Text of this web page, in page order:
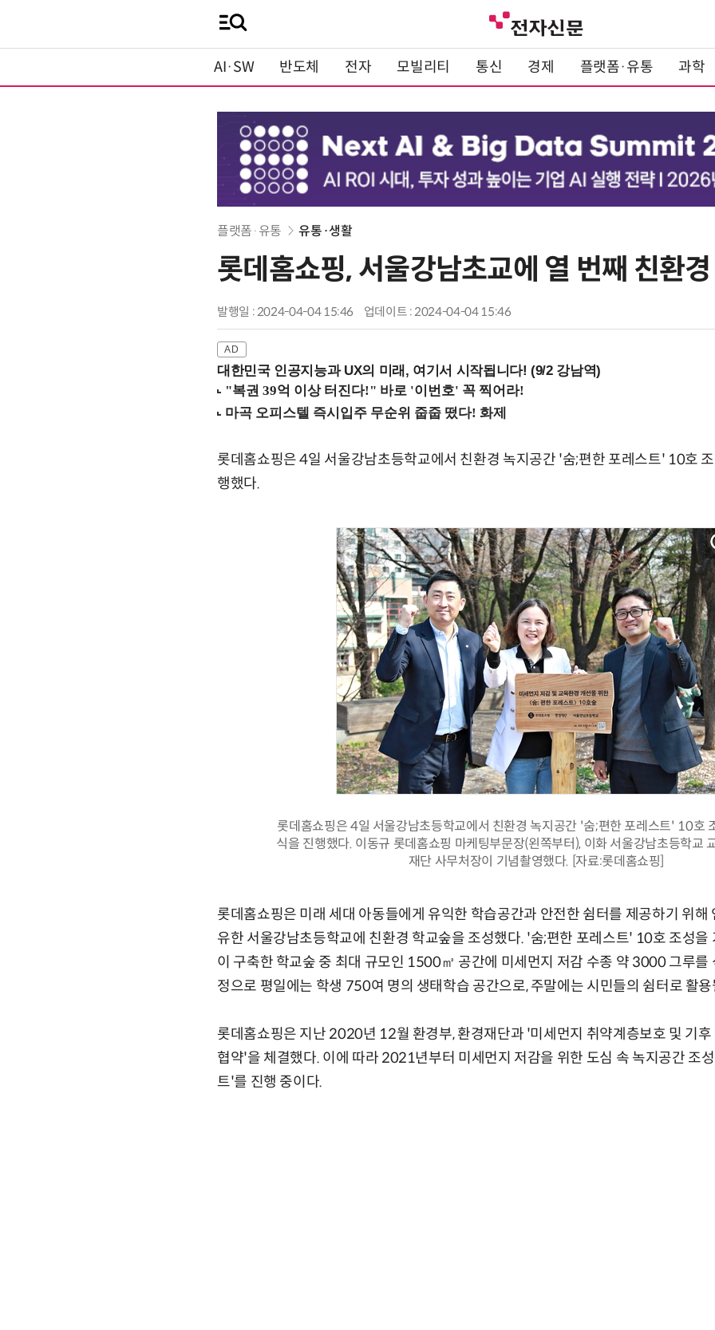
AI·SW 반도체 전자 모빌리티 통신 경제 플랫폼·유통 과학
플랫폼·유통 유통·생활
롯데홈쇼핑, 서울강남초교에 열 번째 친환
발행일 : 2024-04-04 15:46 업데이트 : 2024-04-04 15:46
대한민국 인공지능과 UX의 미래, 여기서 시작됩니다! (9/2 강남역)
롯데홈쇼핑은 4일 서울강남초등학교에서 친환경 녹지공간 '숨;편한 포레스트' 10호
행했다.
롯데홈쇼핑은 4일 서울강남초등학교에서 친환경 녹지공간 '숨;편한 포레스트' 10호
식을 진행했다. 이동규 롯데홈쇼핑 마케팅부문장(왼쪽부터), 이화 서울강남초등학교
재단 사무처장이 기념촬영했다. [자료:롯데홈쇼핑]
롯데홈쇼핑은 미래 세대 아동들에게 유익한 학습공간과 안전한 쉼터를 제공하기 위해
유한 서울강남초등학교에 친환경 학교숲을 조성했다. '숨;편한 포레스트' 10호 조성을
이 구축한 학교숲 중 최대 규모인 1500㎡ 공간에 미세먼지 저감 수종 약 3000 그루를
정으로 평일에는 학생 750여 명의 생태학습 공간으로, 주말에는 시민들의 쉼터로 활
롯데홈쇼핑은 지난 2020년 12월 환경부, 환경재단과 '미세먼지 취약계층보호 및 기후
협약'을 체결했다. 이에 따라 2021년부터 미세먼지 저감을 위한 도심 속 녹지공간 조
트'를 진행 중이다.